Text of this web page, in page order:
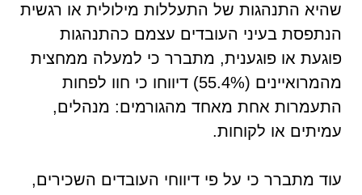
שהיא התנהגות של התעללות מילולית או רגשית
הנתפסת בעיני העובדים עצמם כהתנהגות
פוגעת או פוגענית, מתברר כי למעלה ממחצית
מהמרואיינים (55.4%) דיווחו כי חוו לפחות
התעמרות אחת מאחד מהגורמים: מנהלים,
עמיתים או לקוחות.
עוד מתברר כי על פי דיווחי העובדים השכירים,